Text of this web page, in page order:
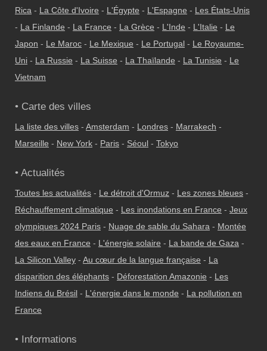
Rica - La Côte d'Ivoire - L'Égypte - L'Espagne - Les États-Unis
- La Finlande - La France - La Grèce - L'Inde - L'Italie - Le
Japon - Le Maroc - Le Mexique - Le Portugal - Le Royaume-
Uni - La Russie - La Suisse - La Thaïlande - La Tunisie - Le
Vietnam
• Carte des villes
La liste des villes - Amsterdam - Londres - Marrakech -
Marseille - New York - Paris - Séoul - Tokyo
• Actualités
Toutes les actualités - Le détroit d'Ormuz - Les zones bleues -
Réchauffement climatique - Les inondations en France - Jeux
olympiques 2024 Paris - Nuage de sable du Sahara - Montée
des eaux en France - L'énergie solaire - La bande de Gaza -
La Silicon Valley - Au cœur de la langue française - La
disparition des éléphants - Déforestation Amazonie - Les
Indiens du Brésil - L'énergie dans le monde - La pollution en
France
• Informations